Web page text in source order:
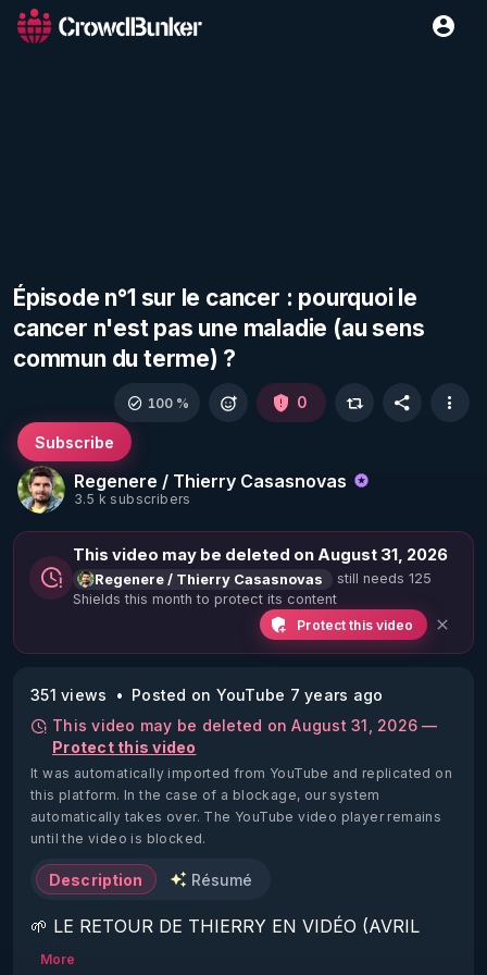
Épisode n°1 sur le cancer : pourquoi le
cancer n'est pas une maladie (au sens
commun du terme) ?
Regenere / Thierry Casasnovas
3.5 k subscribers
Subscribe
100 % 0
This video may be deleted on August 31, 2026
Regenere / Thierry Casasnovas
still needs 125
Shields this month to protect its content
Protect this video
351 views
Posted on YouTube 7 years ago
This video may be deleted on August 31, 2026 —
Protect this video
It was automatically imported from YouTube and replicated on
this platform. In the case of a blockage, our system
automatically takes over. The YouTube video player remains
until the video is blocked.
Description Résumé
🌱 LE RETOUR DE THIERRY EN VIDÉO (AVRIL
2022)!
More